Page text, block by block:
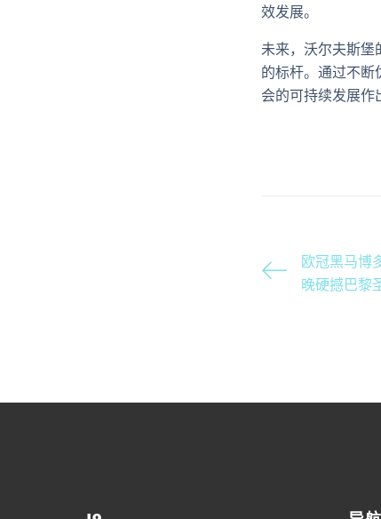
效发展。
未来，沃尔夫斯堡
的标杆。通过不
会的可持续发展作
欧冠黑马博
晚硬撼巴黎